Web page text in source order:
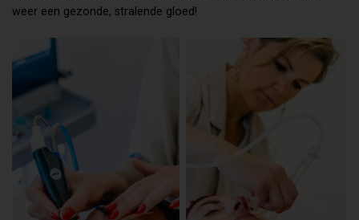
weer een gezonde, stralende gloed!